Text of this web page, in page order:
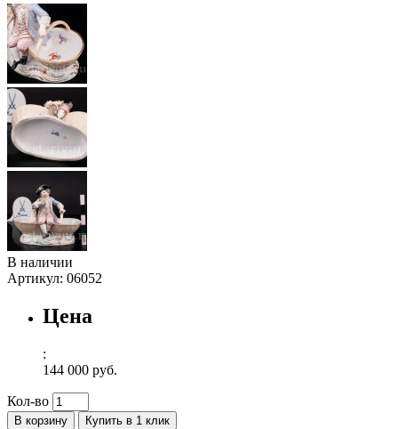
В наличии
Артикул: 06052
Цена
:
144 000 руб.
Кол-во
В корзину Купить в 1 клик